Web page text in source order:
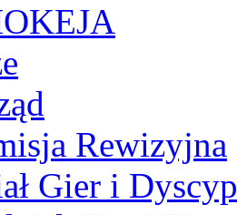
Rewizyjna
Gier i